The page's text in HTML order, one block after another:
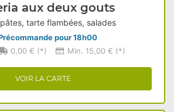
aux deux gouts
tarte flambées, salades
pour 18h00
0,00 € (*) Min. 15,00 € (*)
VOIR LA CARTE